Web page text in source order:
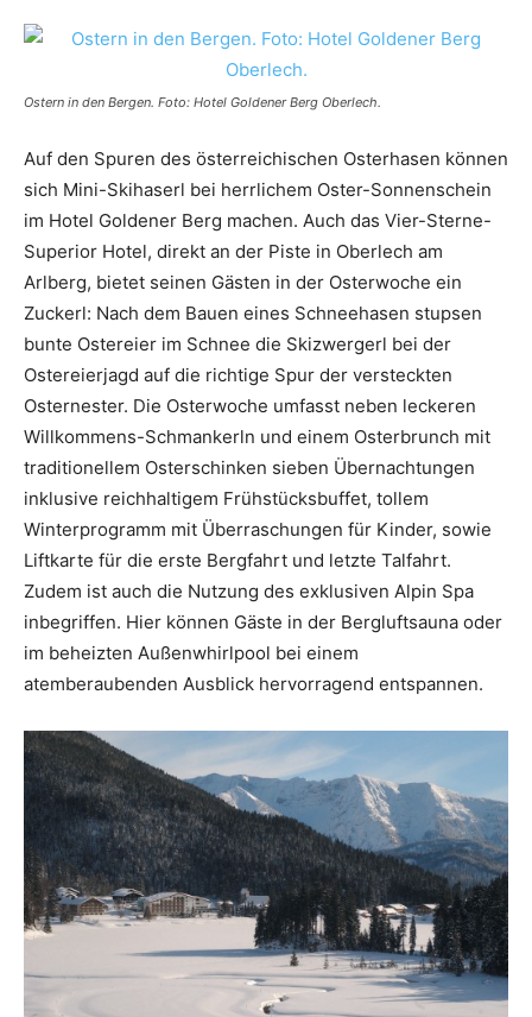
Ostern in den Bergen. Foto: Hotel Goldener Berg Oberlech.
Auf den Spuren des österreichischen Osterhasen können
sich Mini-Skihaserl bei herrlichem Oster-Sonnenschein
im Hotel Goldener Berg machen. Auch das Vier-Sterne-
Superior Hotel, direkt an der Piste in Oberlech am
Arlberg, bietet seinen Gästen in der Osterwoche ein
Zuckerl: Nach dem Bauen eines Schneehasen stupsen
bunte Ostereier im Schnee die Skizwergerl bei der
Ostereierjagd auf die richtige Spur der versteckten
Osternester. Die Osterwoche umfasst neben leckeren
Willkommens-Schmankerln und einem Osterbrunch mit
traditionellem Osterschinken sieben Übernachtungen
inklusive reichhaltigem Frühstücksbuffet, tollem
Winterprogramm mit Überraschungen für Kinder, sowie
Liftkarte für die erste Bergfahrt und letzte Talfahrt.
Zudem ist auch die Nutzung des exklusiven Alpin Spa
inbegriffen. Hier können Gäste in der Bergluftsauna oder
im beheizten Außenwhirlpool bei einem
atemberaubenden Ausblick hervorragend entspannen.